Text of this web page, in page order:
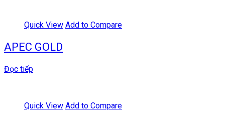
Quick View Add to Compare
APEC GOLD
Đọc tiếp
Quick View Add to Compare